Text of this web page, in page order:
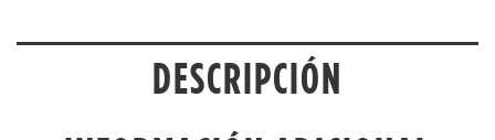
DESCRIPCIÓN